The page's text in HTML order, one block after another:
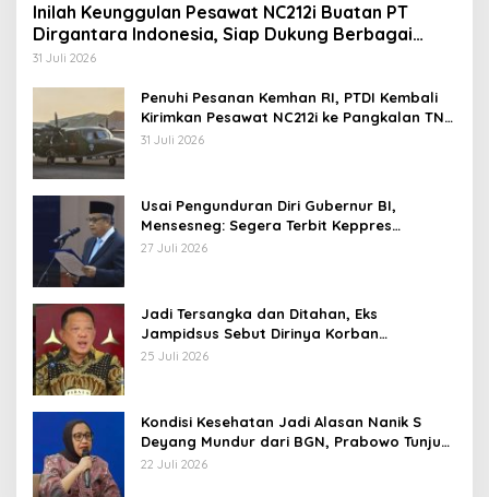
Inilah Keunggulan Pesawat NC212i Buatan PT
Dirgantara Indonesia, Siap Dukung Berbagai
Operasi TNI
31 Juli 2026
Penuhi Pesanan Kemhan RI, PTDI Kembali
Kirimkan Pesawat NC212i ke Pangkalan TNI
AU
31 Juli 2026
Usai Pengunduran Diri Gubernur BI,
Mensesneg: Segera Terbit Keppres
Pemberhentian dengan Hormat
27 Juli 2026
Jadi Tersangka dan Ditahan, Eks
Jampidsus Sebut Dirinya Korban
Kriminalisasi
25 Juli 2026
Kondisi Kesehatan Jadi Alasan Nanik S
Deyang Mundur dari BGN, Prabowo Tunjuk
Wamentan Sudaryono
22 Juli 2026